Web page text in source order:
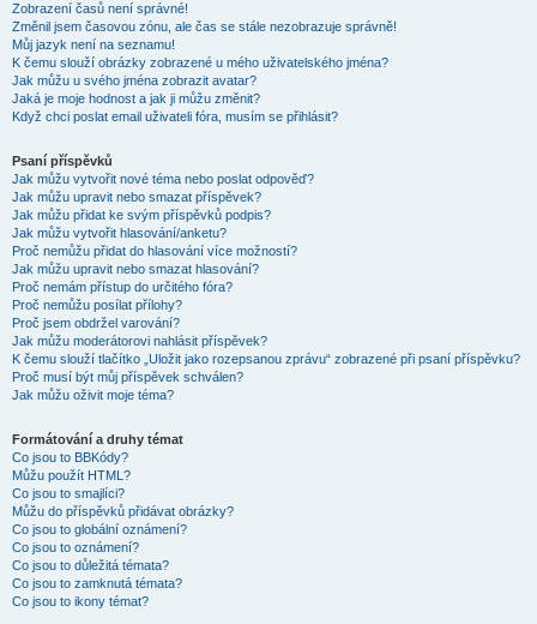
Zobrazení časů není správné!
Změnil jsem časovou zónu, ale čas se stále nezobrazuje správně!
Můj jazyk není na seznamu!
K čemu slouží obrázky zobrazené u mého uživatelského jména?
Jak můžu u svého jména zobrazit avatar?
Jaká je moje hodnost a jak ji můžu změnit?
Když chci poslat email uživateli fóra, musím se přihlásit?
Psaní příspěvků
Jak můžu vytvořit nové téma nebo poslat odpověď?
Jak můžu upravit nebo smazat příspěvek?
Jak můžu přidat ke svým příspěvků podpis?
Jak můžu vytvořit hlasování/anketu?
Proč nemůžu přidat do hlasování více možností?
Jak můžu upravit nebo smazat hlasování?
Proč nemám přístup do určitého fóra?
Proč nemůžu posílat přílohy?
Proč jsem obdržel varování?
Jak můžu moderátorovi nahlásit příspěvek?
K čemu slouží tlačítko „Uložit jako rozepsanou zprávu“ zobrazené při psaní příspěvku?
Proč musí být můj příspěvek schválen?
Jak můžu oživit moje téma?
Formátování a druhy témat
Co jsou to BBKódy?
Můžu použít HTML?
Co jsou to smajlíci?
Můžu do příspěvků přidávat obrázky?
Co jsou to globální oznámení?
Co jsou to oznámení?
Co jsou to důležitá témata?
Co jsou to zamknutá témata?
Co jsou to ikony témat?